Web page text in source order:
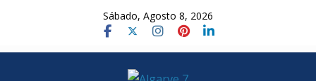
Sábado, Agosto 8, 2026